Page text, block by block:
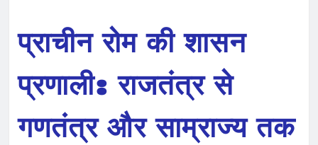
प्राचीन रोम की शासन
प्रणाली: राजतंत्र से
गणतंत्र और साम्राज्य तक